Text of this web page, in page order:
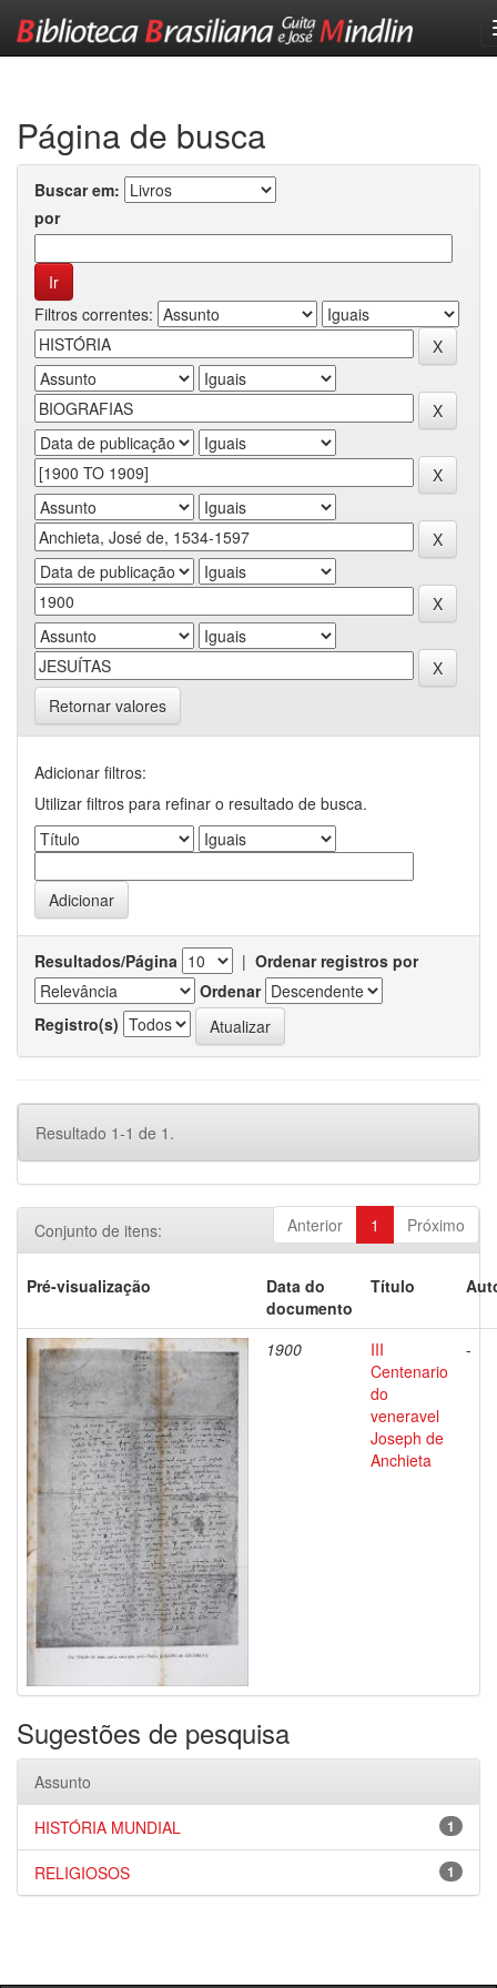
Página de busca
Buscar em:
por
Filtros correntes:
Retornar valores
Adicionar filtros:
Utilizar filtros para refinar o resultado de busca.
Resultados/Página | Ordenar registros por
Ordenar
Registro(s)
Resultado 1-1 de 1.
Anterior 1 Próximo
Conjunto de itens:
Pré-visualização
Data do
documento
Título
1900
III
Centenario
do
veneravel
Joseph de
Anchieta
-
Sugestões de pesquisa
Assunto
1
HISTÓRIA MUNDIAL
1
RELIGIOSOS